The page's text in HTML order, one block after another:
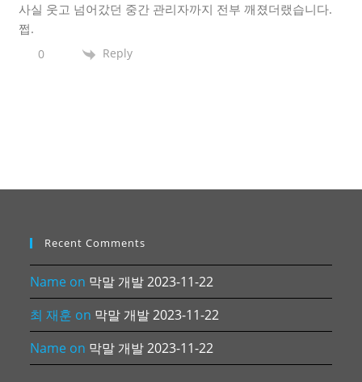
사실 웃고 넘어갔던 중간 관리자까지 전부 깨졌더랬습니다.
쩝.
0 Reply
Recent Comments
Name on 막말 개발 2023-11-22
최 재훈 on 막말 개발 2023-11-22
Name on 막말 개발 2023-11-22